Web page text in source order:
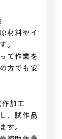
材料やイ
。
て作業を
方でも安
加工
、試作品
す。